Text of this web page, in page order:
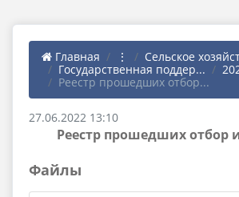
Главная ⋮
Сельское
Государственная поддер...
Реестр прошедших отбор...
27.06.2022 13:10
Реестр прошедших отбор
Файлы